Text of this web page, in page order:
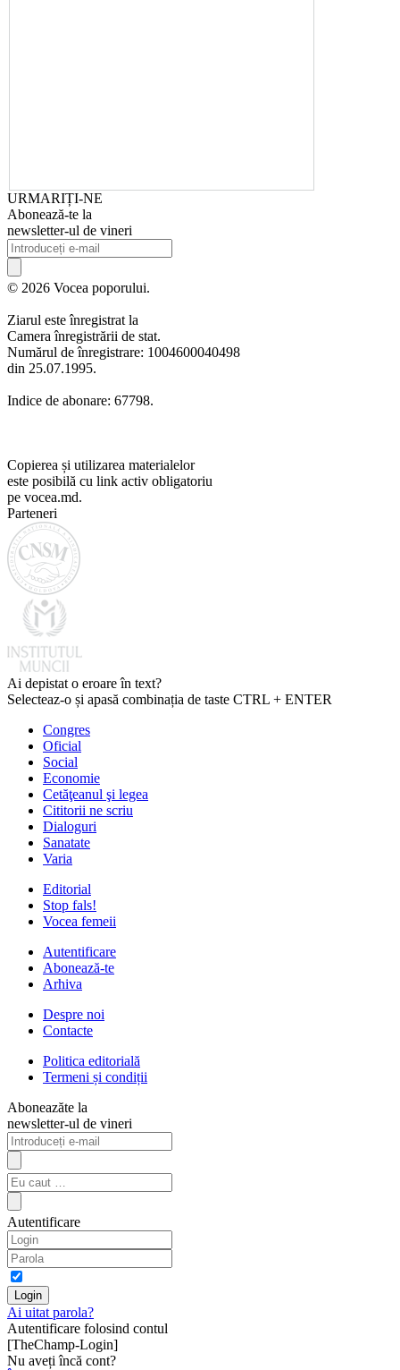
URMARIȚI-NE
Abonează-te la
newsletter-ul de vineri
© 2026 Vocea poporului.
Ziarul este înregistrat la
Camera înregistrării de stat.
Numărul de înregistrare: 1004600040498
din 25.07.1995.
Indice de abonare: 67798.
Copierea și utilizarea materialelor
este posibilă cu link activ obligatoriu
pe vocea.md.
Parteneri
Ai depistat o eroare în text?
Selecteaz-o și apasă combinația de taste CTRL + ENTER
Congres
Oficial
Social
Economie
Cetăţeanul şi legea
Cititorii ne scriu
Dialoguri
Sanatate
Varia
Editorial
Stop fals!
Vocea femeii
Autentificare
Abonează-te
Arhiva
Despre noi
Contacte
Politica editorială
Termeni și condiții
Aboneazăte la
newsletter-ul de vineri
Autentificare
Ai uitat parola?
Autentificare folosind contul
[TheChamp-Login]
Nu aveți încă cont?